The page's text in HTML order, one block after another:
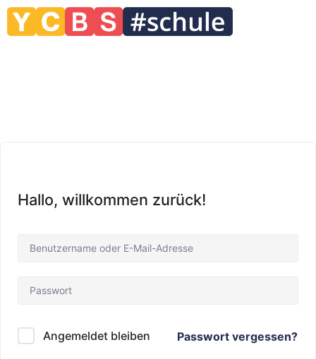
Hallo, willkommen zurück!
Angemeldet bleiben Passwort vergessen?